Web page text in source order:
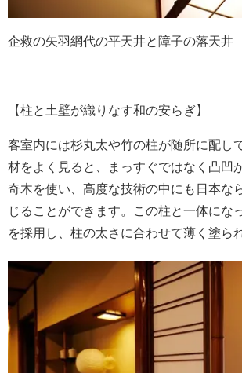
企救の矢羽網代の平天井と障子の落天井
【柱と土壁が織りなす和の安らぎ】
客室内には杉丸太や竹の柱が随所に配し
材をよく見ると、まっすぐではなく凸凹
奇木を使い、高度な技術の中にも日本な
じることができます。この柱と一体にな
を採用し、柱の太さに合わせて薄く塗ら